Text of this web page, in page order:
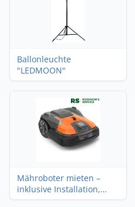
Ballonleuchte
"LEDMOON"
Mähroboter mieten –
inklusive Installation,
Service und